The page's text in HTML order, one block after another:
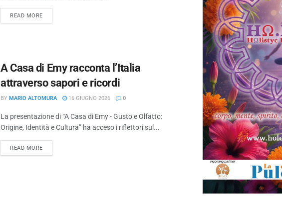
READ MORE
A Casa di Emy racconta l’Italia
attraverso sapori e ricordi
BY MARIO ALTOMURA 16 GIUGNO 2026 0
La presentazione di “A Casa di Emy - Gusto e Olfatto:
Origine, Identità e Cultura” ha acceso i riflettori sul...
READ MORE